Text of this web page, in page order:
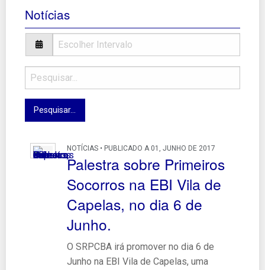
Notícias
NOTÍCIAS • PUBLICADO A 01, JUNHO DE 2017
Palestra sobre Primeiros
Socorros na EBI Vila de
Capelas, no dia 6 de
Junho.
O SRPCBA irá promover no dia 6 de
Junho na EBI Vila de Capelas, uma